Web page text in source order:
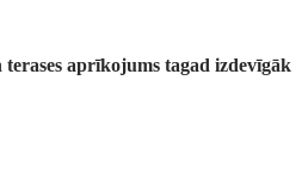
aprīkojums tagad izdevīgāk